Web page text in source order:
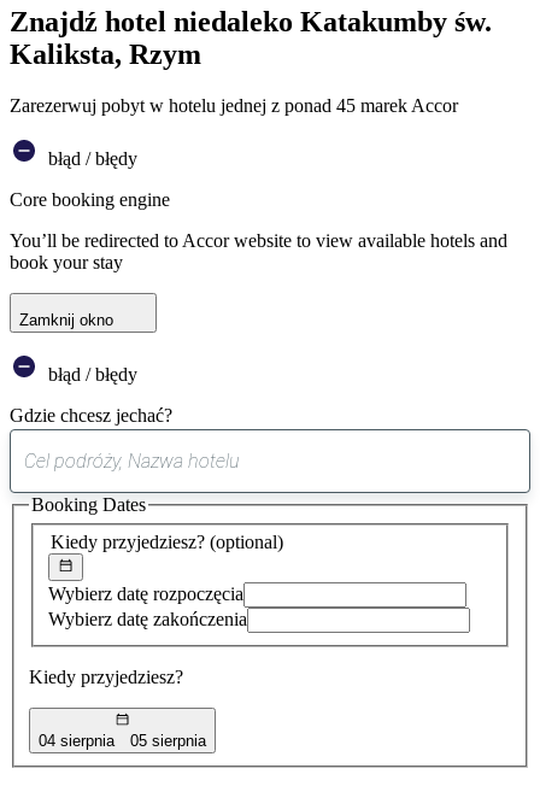
Znajdź hotel niedaleko Katakumby św.
Kaliksta, Rzym
Zarezerwuj pobyt w hotelu jednej z ponad 45 marek Accor
błąd / błędy
Core booking engine
You’ll be redirected to Accor website to view available hotels and
book your stay
Zamknij okno
błąd / błędy
Gdzie chcesz jechać?
sugestia
została
znaleziona
Kiedy przyjedziesz? (optional)
Wybierz datę rozpoczęcia
Wybierz datę zakończenia
Kiedy przyjedziesz?
04 sierpnia 05 sierpnia
Booking Dates